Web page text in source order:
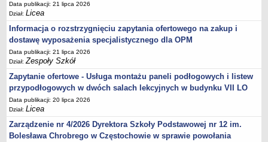
Data publikacji: 21 lipca 2026
Dział:Licea
Informacja o rozstrzygnięciu zapytania ofertowego na zakup i
dostawę wyposażenia specjalistycznego dla OPM
Data publikacji: 21 lipca 2026
Dział:Zespoły Szkół
Zapytanie ofertowe - Usługa montażu paneli podłogowych i listew
przypodłogowych w dwóch salach lekcyjnych w budynku VII LO
Data publikacji: 20 lipca 2026
Dział:Licea
Zarządzenie nr 4/2026 Dyrektora Szkoły Podstawowej nr 12 im.
Bolesława Chrobrego w Częstochowie w sprawie powołania